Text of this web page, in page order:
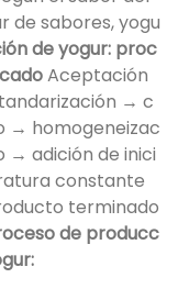
de sabores, yogu
de yogur: proc
Aceptación
→ c
homogeneizac
adición de inici
constante
terminado
de producc